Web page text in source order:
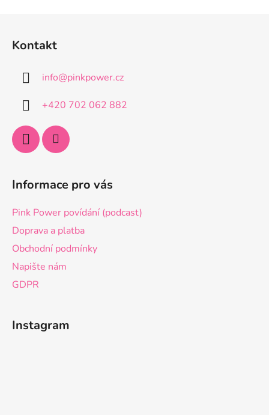
s
Kontakt
info@pinkpower.cz
+420 702 062 882
Informace pro vás
Pink Power povídání (podcast)
Doprava a platba
Obchodní podmínky
Napište nám
GDPR
Instagram